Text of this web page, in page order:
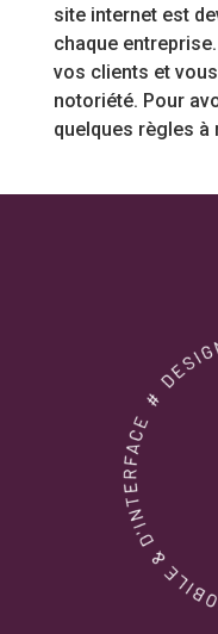
site internet est
chaque
vos clients et
notoriété. Pour
quelques règles à